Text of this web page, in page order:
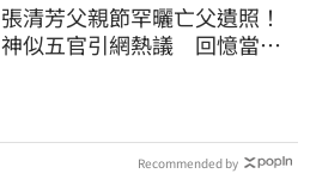
張清芳父親節罕曬亡父遺照！
神似五官引網熱議 回憶當年
Recommended by